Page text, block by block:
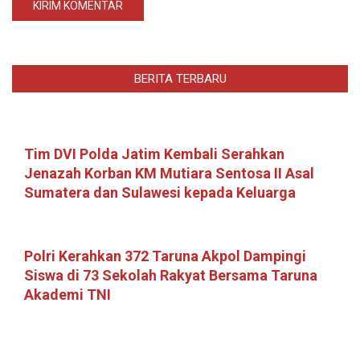
BERITA TERBARU
Tim DVI Polda Jatim Kembali Serahkan
Jenazah Korban KM Mutiara Sentosa II Asal
Sumatera dan Sulawesi kepada Keluarga
Polri Kerahkan 372 Taruna Akpol Dampingi
Siswa di 73 Sekolah Rakyat Bersama Taruna
Akademi TNI